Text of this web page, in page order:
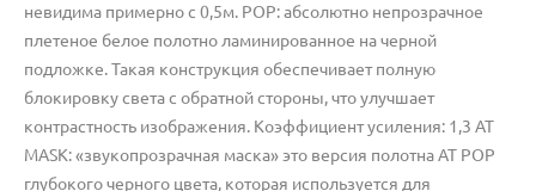
невидима примерно с 0,5м. POP: абсолютно непрозрачное
плетеное белое полотно ламинированное на черной
подложке. Такая конструкция обеспечивает полную
блокировку света с обратной стороны, что улучшает
контрастность изображения. Коэффициент усиления: 1,3 AT
MASK: «звукопрозрачная маска» это версия полотна AT POP
глубокого черного цвета, которая используется для